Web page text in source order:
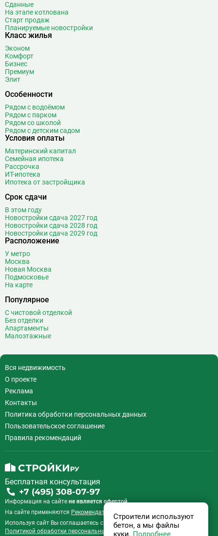
Г Генерала Тюленева
Говорово
Деловой центр
Дорогомиловская
Достоевская
Дубровка
Ж Жулебино
З Зюзино
Зябликово
И Измайловская
К Калужская
Кантемировская
Каховская
Китай-город
Кожуховская
Коломенская
Коммунарка
Комсомольская
Корниловская 2
Косино
Котельники
Краснопресненская
Красносельская
Красные ворота
Крестьянская застава
Кропоткинская 39
Крылатское
Кузнецкий Мост
Кузьминки
Кунцевская
17
Кутузовская
Сданные
На этапе котлована
Старт продаж
Планируемые новостройки
Класс жилья
Эконом
Комфорт
Бизнес
Премиум
Элит
Особенности
Рядом с водоёмом
Рядом с парком
Рядом со школой
Рядом с детским садом
Условия оплаты
Материнский капитал
Семейная ипотека
Рассрочка
ИТ-ипотека
Ипотека от застройщика
Срок сдачи
В этом году
Новостройки сдача 2027 год
Новостройки сдача 2028 год
Новостройки сдача 2029 год
Расположение
У метро
Москва
Новая Москва
Подмосковье
На карте
Популярное
С чистовой отделкой
Без отделки
Апартаменты
Малоэтажные
Вся недвижимость
О проекте
Реклама
Контакты
Политика обработки персональных данных
Пользовательское соглашение
Правила рекомендаций
Бесплатная консультация
+7 (495) 308-07-97
Информация на сайте не является офертой.
На сайте применяются Рекомендательные технологии
Используя сайт Вы соглашаетесь с
Пользовательским соглашением
Политикой обработки персональных данных
Строители используют
бетон, а мы файлы
куки. Подробнее